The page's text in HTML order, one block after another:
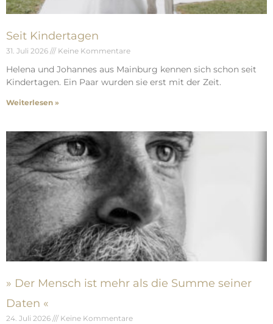
Seit Kindertagen
31. Juli 2026 Keine Kommentare
Helena und Johannes aus Mainburg kennen sich schon seit
Kindertagen. Ein Paar wurden sie erst mit der Zeit.
Weiterlesen »
» Der Mensch ist mehr als die Summe seiner
Daten «
24. Juli 2026 Keine Kommentare